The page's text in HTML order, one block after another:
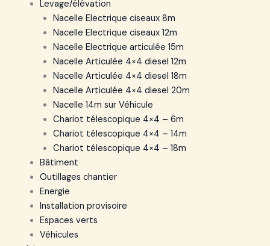
Levage/élévation
Nacelle Electrique ciseaux 8m
Nacelle Electrique ciseaux 12m
Nacelle Electrique articulée 15m
Nacelle Articulée 4×4 diesel 12m
Nacelle Articulée 4×4 diesel 18m
Nacelle Articulée 4×4 diesel 20m
Nacelle 14m sur Véhicule
Chariot télescopique 4×4 – 6m
Chariot télescopique 4×4 – 14m
Chariot télescopique 4×4 – 18m
Bâtiment
Outillages chantier
Energie
Installation provisoire
Espaces verts
Véhicules